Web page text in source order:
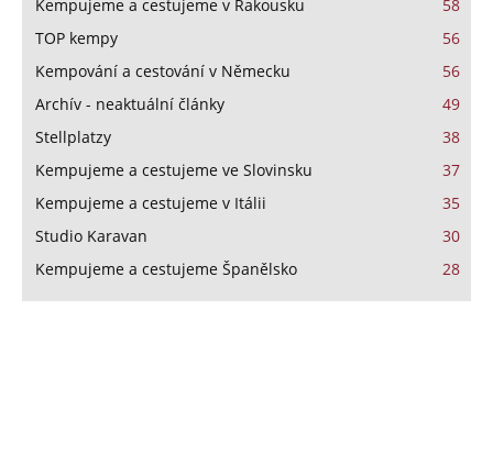
Kempujeme a cestujeme v Rakousku
58
TOP kempy
56
Kempování a cestování v Německu
56
Archív - neaktuální články
49
Stellplatzy
38
Kempujeme a cestujeme ve Slovinsku
37
Kempujeme a cestujeme v Itálii
35
Studio Karavan
30
Kempujeme a cestujeme Španělsko
28